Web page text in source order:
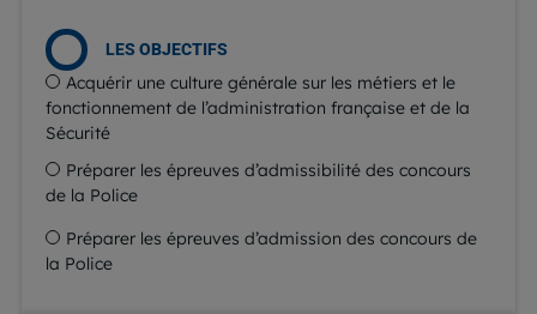
LES OBJECTIFS
Acquérir une culture générale sur les métiers et le
fonctionnement de l’administration française et de la
Sécurité
Préparer les épreuves d’admissibilité des concours
de la Police
Préparer les épreuves d’admission des concours de
la Police